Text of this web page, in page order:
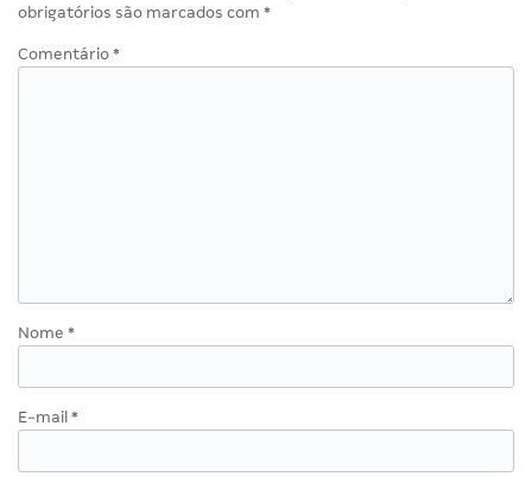
obrigatórios são marcados com *
Comentário *
Nome *
E-mail *